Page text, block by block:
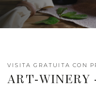
VISITA GRATUITA CON
ART-WINERY